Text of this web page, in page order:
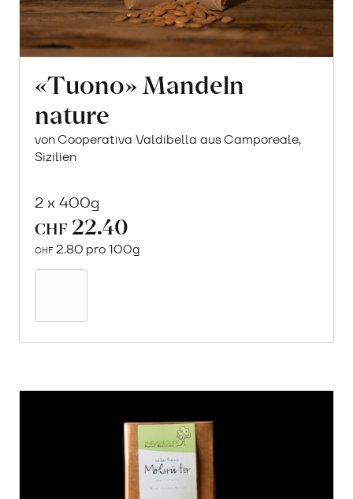
«Tuono» Mandeln
nature
von Cooperativa Valdibella aus Camporeale,
Sizilien
2 x 400g
CHF 22.40
CHF 2.80 pro 100g